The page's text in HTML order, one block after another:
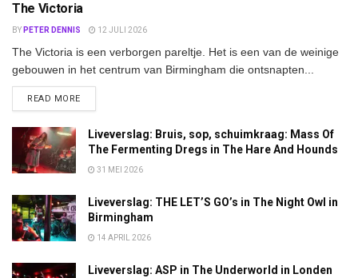
The Victoria
BY PETER DENNIS 12 JULI 2026
The Victoria is een verborgen pareltje. Het is een van de weinige
gebouwen in het centrum van Birmingham die ontsnapten...
READ MOREDETAILS
Liveverslag: Bruis, sop, schuimkraag: Mass Of
The Fermenting Dregs in The Hare And Hounds
31 MEI 2026
Liveverslag: THE LET’S GO’s in The Night Owl in
Birmingham
14 APRIL 2026
Liveverslag: ASP in The Underworld in Londen